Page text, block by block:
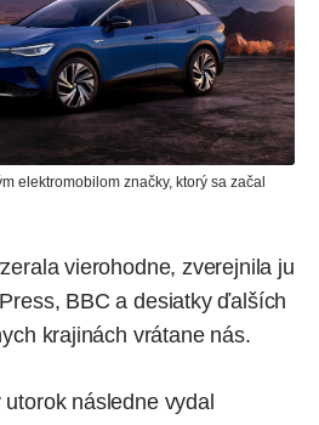
elektromobilom značky, ktorý sa začal
vierohodne, zverejnila ju
BBC a desiatky ďalších
krajinách vrátane nás.
následne vydal